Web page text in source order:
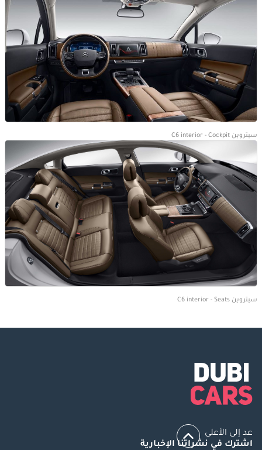
سيتروين C6 interior - Cockpit
سيتروين C6 interior - Seats
عد إلى الأعلى
اشترك في نشراتنا الإخبارية